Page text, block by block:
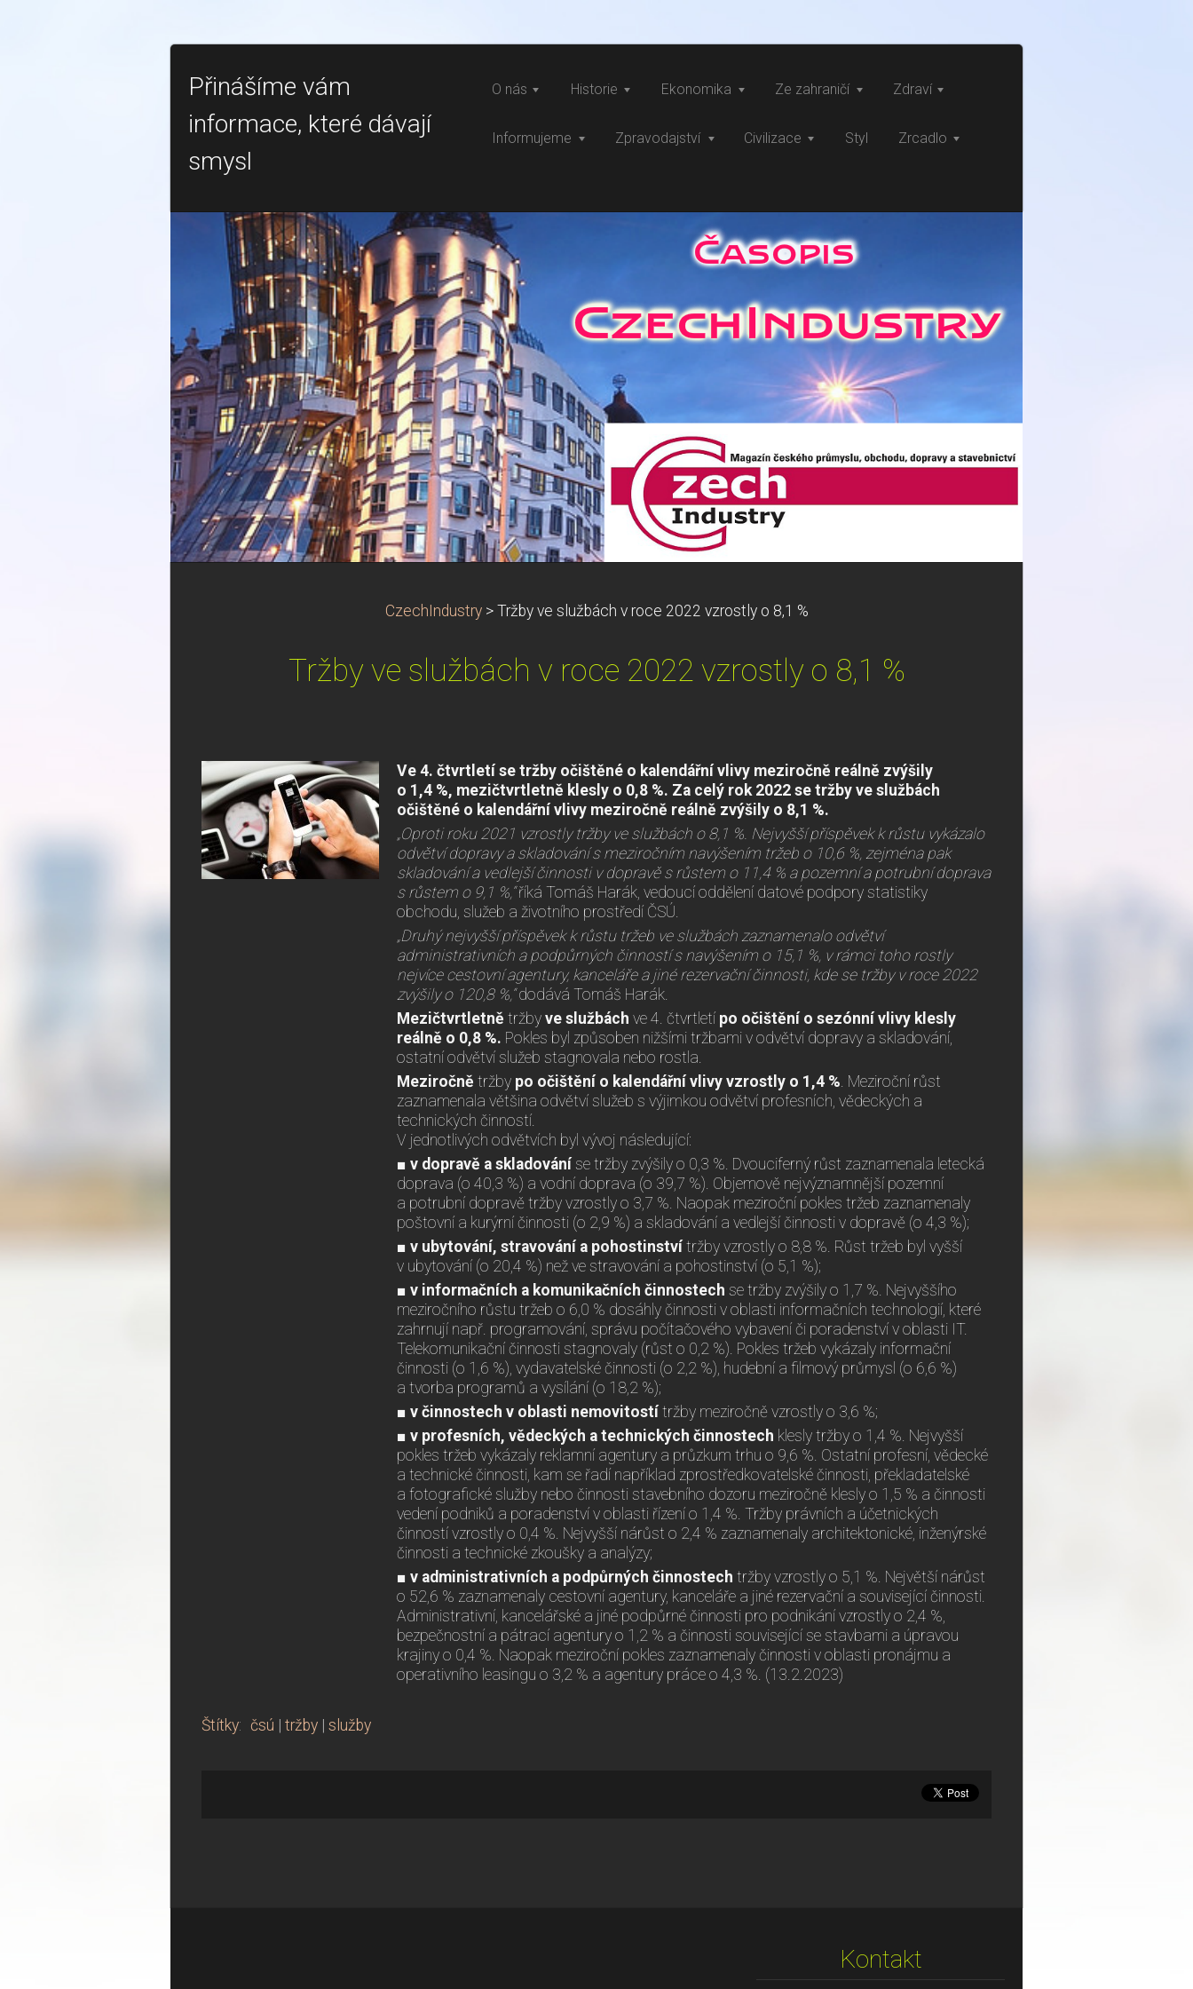
Přinášíme vám
informace, které dávají
smysl
O nás Historie Ekonomika Ze zahraničí Zdraví
Informujeme Zpravodajství Civilizace Styl Zrcadlo
CzechIndustry > Tržby ve službách v roce 2022 vzrostly o 8,1 %
Tržby ve službách v roce 2022 vzrostly o 8,1 %
Ve 4. čtvrtletí se tržby očištěné o kalendářní vlivy meziročně reálně zvýšily
o 1,4 %, mezičtvrtletně klesly o 0,8 %. Za celý rok 2022 se tržby ve službách
očištěné o kalendářní vlivy meziročně reálně zvýšily o 8,1 %.
„Oproti roku 2021 vzrostly tržby ve službách o 8,1 %. Nejvyšší příspěvek k růstu vykázalo
odvětví dopravy a skladování s meziročním navýšením tržeb o 10,6 %, zejména pak
skladování a vedlejší činnosti v dopravě s růstem o 11,4 % a pozemní a potrubní doprava
s růstem o 9,1 %,“říká Tomáš Harák, vedoucí oddělení datové podpory statistiky
obchodu, služeb a životního prostředí ČSÚ.
„Druhý nejvyšší příspěvek k růstu tržeb ve službách zaznamenalo odvětví
administrativních a podpůrných činností s navýšením o 15,1 %, v rámci toho rostly
nejvíce cestovní agentury, kanceláře a jiné rezervační činnosti, kde se tržby v roce 2022
zvýšily o 120,8 %,“dodává Tomáš Harák.
Mezičtvrtletně tržby ve službách ve 4. čtvrtletí po očištění o sezónní vlivy klesly
reálně o 0,8 %. Pokles byl způsoben nižšími tržbami v odvětví dopravy a skladování,
ostatní odvětví služeb stagnovala nebo rostla.
Meziročně tržby po očištění o kalendářní vlivy vzrostly o 1,4 %. Meziroční růst
zaznamenala většina odvětví služeb s výjimkou odvětví profesních, vědeckých a
technických činností.
V jednotlivých odvětvích byl vývoj následující:
■ v dopravě a skladování se tržby zvýšily o 0,3 %. Dvouciferný růst zaznamenala letecká
doprava (o 40,3 %) a vodní doprava (o 39,7 %). Objemově nejvýznamnější pozemní
a potrubní dopravě tržby vzrostly o 3,7 %. Naopak meziroční pokles tržeb zaznamenaly
poštovní a kurýrní činnosti (o 2,9 %) a skladování a vedlejší činnosti v dopravě (o 4,3 %);
■ v ubytování, stravování a pohostinství tržby vzrostly o 8,8 %. Růst tržeb byl vyšší
v ubytování (o 20,4 %) než ve stravování a pohostinství (o 5,1 %);
■ v informačních a komunikačních činnostech se tržby zvýšily o 1,7 %. Nejvyššího
meziročního růstu tržeb o 6,0 % dosáhly činnosti v oblasti informačních technologií, které
zahrnují např. programování, správu počítačového vybavení či poradenství v oblasti IT.
Telekomunikační činnosti stagnovaly (růst o 0,2 %). Pokles tržeb vykázaly informační
činnosti (o 1,6 %), vydavatelské činnosti (o 2,2 %), hudební a filmový průmysl (o 6,6 %)
a tvorba programů a vysílání (o 18,2 %);
■ v činnostech v oblasti nemovitostí tržby meziročně vzrostly o 3,6 %;
■ v profesních, vědeckých a technických činnostech klesly tržby o 1,4 %. Nejvyšší
pokles tržeb vykázaly reklamní agentury a průzkum trhu o 9,6 %. Ostatní profesní, vědecké
a technické činnosti, kam se řadí například zprostředkovatelské činnosti, překladatelské
a fotografické služby nebo činnosti stavebního dozoru meziročně klesly o 1,5 % a činnosti
vedení podniků a poradenství v oblasti řízení o 1,4 %. Tržby právních a účetnických
činností vzrostly o 0,4 %. Nejvyšší nárůst o 2,4 % zaznamenaly architektonické, inženýrské
činnosti a technické zkoušky a analýzy;
■ v administrativních a podpůrných činnostech tržby vzrostly o 5,1 %. Největší nárůst
o 52,6 % zaznamenaly cestovní agentury, kanceláře a jiné rezervační a související činnosti.
Administrativní, kancelářské a jiné podpůrné činnosti pro podnikání vzrostly o 2,4 %,
bezpečnostní a pátrací agentury o 1,2 % a činnosti související se stavbami a úpravou
krajiny o 0,4 %. Naopak meziroční pokles zaznamenaly činnosti v oblasti pronájmu a
operativního leasingu o 3,2 % a agentury práce o 4,3 %. (13.2.2023)
Štítky: čsú tržby služby
Kontakt